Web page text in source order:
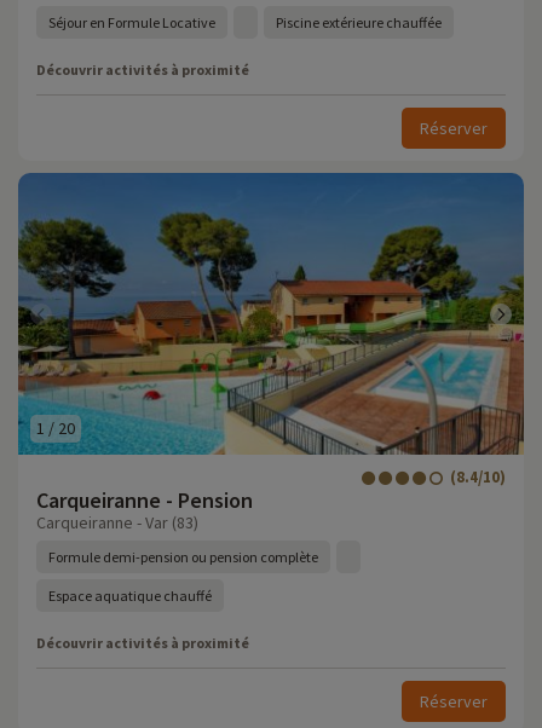
Séjour en Formule Locative Piscine extérieure chauffée
Découvrir activités à proximité
Réserver
1 / 20
Carqueiranne - Pension
(8.4/10)
Carqueiranne - Var (83)
Formule demi-pension ou pension complète
Espace aquatique chauffé
Découvrir activités à proximité
Réserver